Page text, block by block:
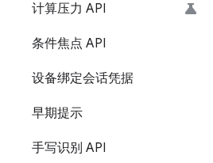
计算压力 API
条件焦点 API
设备绑定会话凭据
早期提示
手写识别 API